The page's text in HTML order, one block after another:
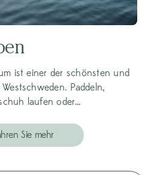
ist einer der schönsten und
Paddeln,
laufen oder…
Sie mehr